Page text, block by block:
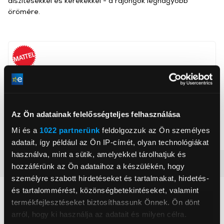
Az Ön adatainak felelősségteljes felhasználása
Mi és a 1022 partnerünk feldolgozzuk az Ön személyes
adatait, így például az Ön IP-címét, olyan technológiákat
használva, mint a sütik, amelyekkel tárolhatjuk és
hozzáférünk az Ön adataihoz a készülékén, hogy
személyre szabott hirdetéseket és tartalmakat, hirdetés-
és tartalommérést, közönségbetekintéseket, valamint
termékfejlesztéseket biztosíthassunk Önnek. Ön dönt
arról, hogy ki használja az adatait és milyen célra.
Mattel Europa B.V.
Korosztály 3+ év
örömére.
Részletes ismertető
Neked ajánljuk